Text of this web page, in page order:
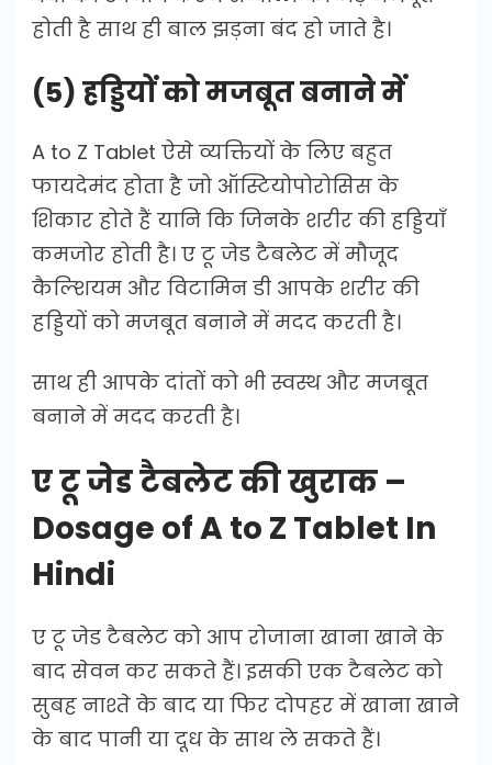
होती है साथ ही बाल झड़ना बंद हो जाते है।
(5) हड्डियों को मजबूत बनाने में
A to Z Tablet ऐसे व्यक्तियों के लिए बहुत
फायदेमंद होता है जो ऑस्टियोपोरोसिस के
शिकार होते हैं यानि कि जिनके शरीर की हड्डियाँ
कमजोर होती है। ए टू जेड टैबलेट में मौजूद
कैल्शियम और विटामिन डी आपके शरीर की
हड्डियों को मजबूत बनाने में मदद करती है।
साथ ही आपके दांतों को भी स्वस्थ और मजबूत
बनाने में मदद करती है।
ए टू जेड टैबलेट की खुराक –
Dosage of A to Z Tablet In
Hindi
ए टू जेड टैबलेट को आप रोजाना खाना खाने के
बाद सेवन कर सकते हैं। इसकी एक टैबलेट को
सुबह नाश्ते के बाद या फिर दोपहर में खाना खाने
के बाद पानी या दूध के साथ ले सकते हैं।